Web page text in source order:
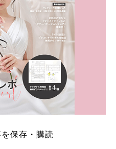
保存・購読